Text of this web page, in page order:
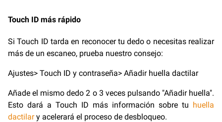
Touch ID más rápido
Si Touch ID tarda en reconocer tu dedo o necesitas realizar
más de un escaneo, prueba nuestro consejo:
Ajustes> Touch ID y contraseña> Añadir huella dactilar
Añade el mismo dedo 2 o 3 veces pulsando "Añadir huella".
Esto dará a Touch ID más información sobre tu huella
dactilary acelerará el proceso de desbloqueo.